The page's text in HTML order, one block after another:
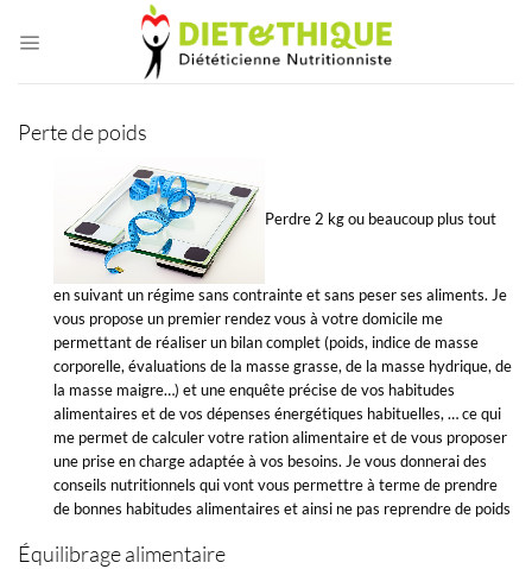
Perte de poids
Perdre 2 kg ou beaucoup plus tout
en suivant un régime sans contrainte et sans peser ses aliments. Je
vous propose un premier rendez vous à votre domicile me
permettant de réaliser un bilan complet (poids, indice de masse
corporelle, évaluations de la masse grasse, de la masse hydrique, de
la masse maigre…) et une enquête précise de vos habitudes
alimentaires et de vos dépenses énergétiques habituelles, … ce qui
me permet de calculer votre ration alimentaire et de vous proposer
une prise en charge adaptée à vos besoins. Je vous donnerai des
conseils nutritionnels qui vont vous permettre à terme de prendre
de bonnes habitudes alimentaires et ainsi ne pas reprendre de poids
Équilibrage alimentaire